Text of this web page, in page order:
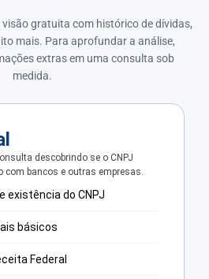
visão gratuita com histórico de dívidas,
mais. Para aprofundar a análise,
extras em uma consulta sob
medida.
descobrindo se o CNPJ
com bancos e outras empresas.
existência do CNPJ
básicos
Federal